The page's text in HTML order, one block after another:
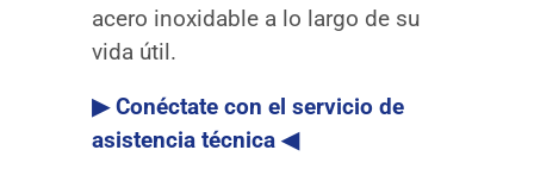
acero inoxidable a lo largo de su
vida útil.
▶ Conéctate con el servicio de
asistencia técnica ◀